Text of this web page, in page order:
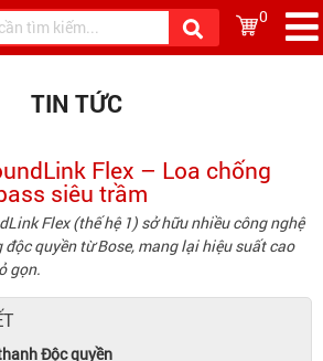
0
TIN TỨC
Flex – Loa chống
siêu trầm
Flex (thế hệ 1) sở hữu nhiều công nghệ
quyền từ Bose, mang lại hiệu suất cao
gọn.
Độc quyền